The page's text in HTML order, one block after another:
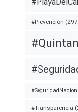
#Prevención
#Transparencia